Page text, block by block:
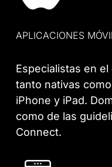
APLICACIONES
Especialistas en
tanto nativas
iPhone y iPad.
como de las
Connect.